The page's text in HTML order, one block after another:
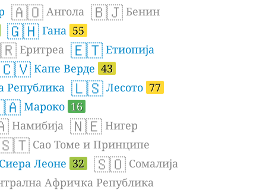
🇦🇴 Ангола 🇧🇯 Бенин
🇬🇭 Гана 55
Еритреа 🇪🇹 Етиопија
Капе Верде 43
Република 🇱🇸 Лесото 77
Мароко 16
Намибија 🇳🇪 Нигер
Сао Томе и Принципе
Сиера Леоне 32 🇸🇴 Сомалија
Афричка Република